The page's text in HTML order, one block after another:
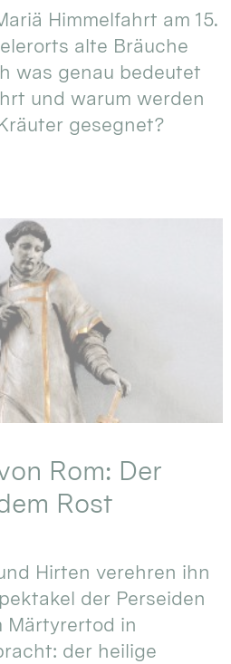
Himmelfahrt am 15.
alte Bräuche
was genau bedeutet
und warum werden
gesegnet?
Rom: Der
Rost
Hirten verehren ihn
der Perseiden
Märtyrertod in
der heilige